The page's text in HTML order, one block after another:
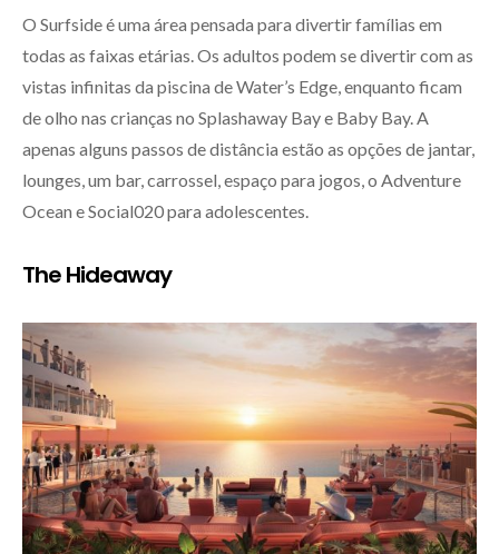
O Surfside é uma área pensada para divertir famílias em
todas as faixas etárias. Os adultos podem se divertir com as
vistas infinitas da piscina de Water’s Edge, enquanto ficam
de olho nas crianças no Splashaway Bay e Baby Bay. A
apenas alguns passos de distância estão as opções de jantar,
lounges, um bar, carrossel, espaço para jogos, o Adventure
Ocean e Social020 para adolescentes.
The Hideaway